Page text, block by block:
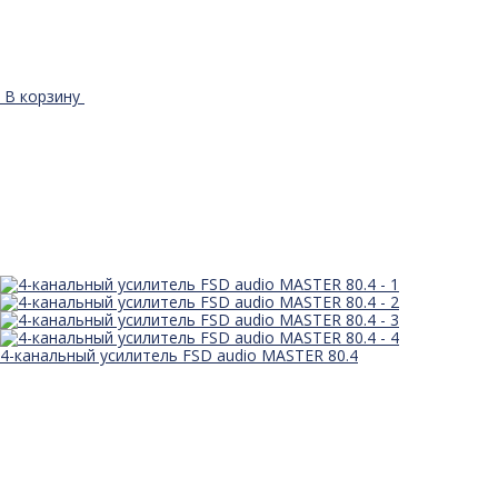
В корзину
4-канальный усилитель FSD audio MASTER 80.4